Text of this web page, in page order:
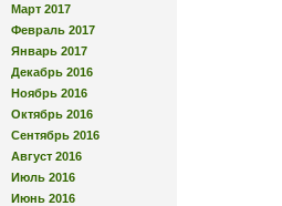
Март 2017
Февраль 2017
Январь 2017
Декабрь 2016
Ноябрь 2016
Октябрь 2016
Сентябрь 2016
Август 2016
Июль 2016
Июнь 2016